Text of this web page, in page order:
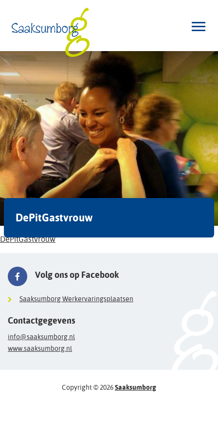
DePitGastvrouw
DePitGastvrouw
Volg ons op Facebook
Saaksumborg Werkervaringsplaatsen
Contactgegevens
info@saaksumborg.nl
www.saaksumborg.nl
Copyright © 2026Saaksumborg